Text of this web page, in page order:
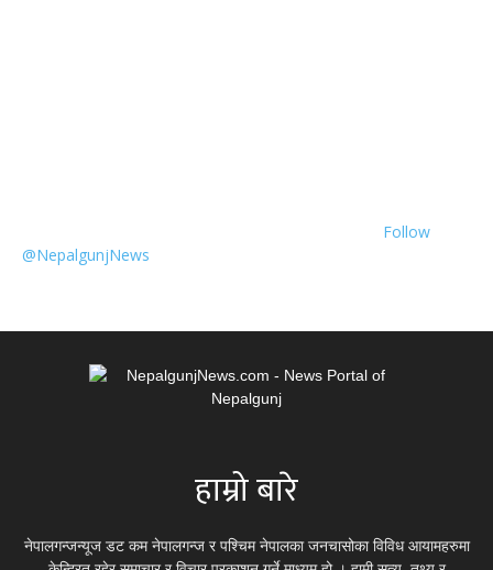
Follow
@NepalgunjNews
हाम्रो बारे
नेपालगन्जन्यूज डट कम नेपालगन्ज र पश्चिम नेपालका जनचासोका विविध आयामहरुमा